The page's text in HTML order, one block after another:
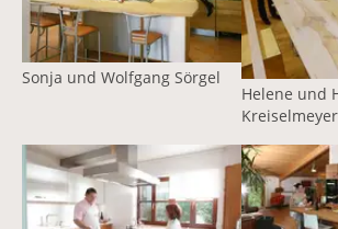
Sonja und Wolfgang Sörgel
Helene und
Kreiselmeyer
Vergrößerte Version anzeigen